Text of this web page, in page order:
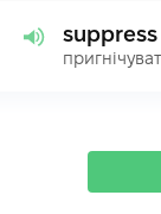
suppress